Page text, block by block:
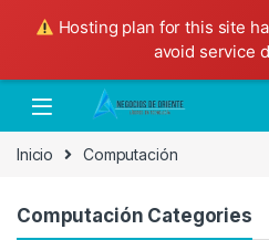
Hosting plan for this site
avoid service
Skip to navigation
Skip to content
Inicio Computación
Computación Categories